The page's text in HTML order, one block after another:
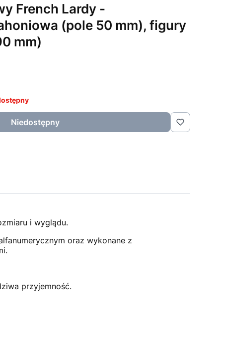
French Lardy -
(pole 50 mm), figury
mm)
Niedostępny
i wyglądu.
oraz wykonane z
przyjemność.